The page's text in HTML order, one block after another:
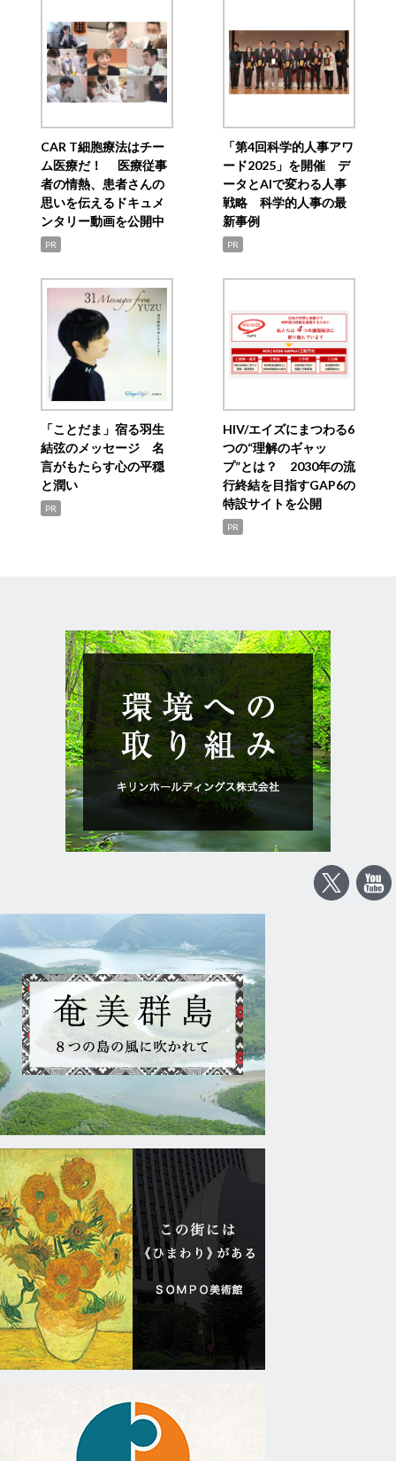
CAR T細胞療法はチー
ム医療だ！ 医療従事
者の情熱、患者さんの
思いを伝えるドキュメ
ンタリー動画を公開中
PR
「第4回科学的人事アワ
ード2025」を開催 デ
ータとAIで変わる人事
戦略 科学的人事の最
新事例
PR
「ことだま」宿る羽生
結弦のメッセージ 名
言がもたらす心の平穏
と潤い
PR
HIV/エイズにまつわる6
つの“理解のギャッ
プ”とは？ 2030年の流
行終結を目指すGAP6の
特設サイトを公開
PR